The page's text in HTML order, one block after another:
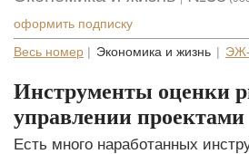
оформить подписку
Весь номер Экономика и жизнь ЭЖ-
Инструменты оценки
управлении проектами
Есть много наработанных